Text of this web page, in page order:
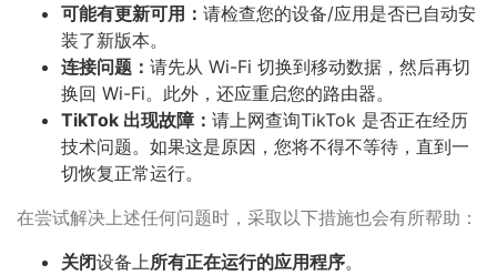
可能有更新可用： 请检查您的设备/应用是否已自动安
装了新版本。
连接问题： 请先从 Wi-Fi 切换到移动数据，然后再切
换回 Wi-Fi。此外，还应重启您的路由器。
TikTok 出现故障： 请上网查询TikTok 是否正在经历
技术问题。如果这是原因，您将不得不等待，直到一
切恢复正常运行。
在尝试解决上述任何问题时，采取以下措施也会有所帮助：
关闭设备上所有正在运行的应用程序。